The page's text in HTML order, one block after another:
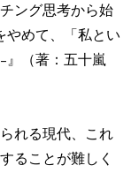
ング思考から始
めて、「私とい
』（著：五十嵐
れる現代、これ
ることが難しく